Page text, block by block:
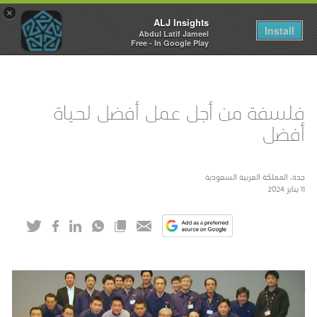
×
ALJ Insights
Abdul Latif Jameel
Free - In Google Play
Install
Toggle
navigation
فلسفة من أجل عمل أفضل لحياة
أفضل
جدة، المملكة العربية السعودية
11 يناير 2024